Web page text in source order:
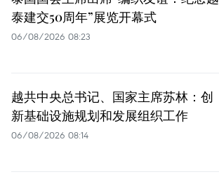
泰建交50周年”展览开幕式
06/08/2026 08:23
越共中央总书记、国家主席苏林：创
新基础设施规划和发展组织工作
06/08/2026 08:14